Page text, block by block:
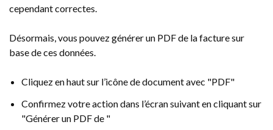
cependant correctes.
Désormais, vous pouvez générer un PDF de la facture sur
base de ces données.
Cliquez en haut sur l’icône de document avec "PDF"
Confirmez votre action dans l’écran suivant en cliquant sur
"Générer un PDF de "